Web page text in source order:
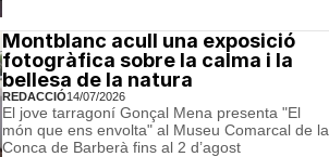
Montblanc acull una exposició
fotogràfica sobre la calma i la
bellesa de la natura
REDACCIÓ14/07/2026
El jove tarragoní Gonçal Mena presenta "El
món que ens envolta" al Museu Comarcal de la
Conca de Barberà fins al 2 d’agost